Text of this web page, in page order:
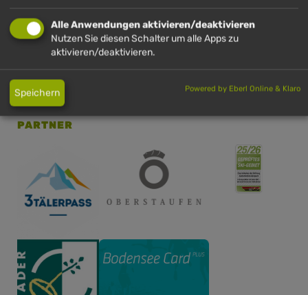
Impressum
Datenschutz
PARTNER
Alle Anwendungen aktivieren/deaktivieren
Nutzen Sie diesen Schalter um alle Apps zu
aktivieren/deaktivieren.
Speichern Powered by Eberl Online & Klaro